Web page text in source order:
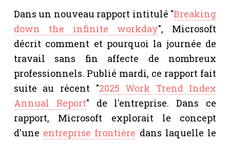
Dans un nouveau rapport intitulé "Breaking
down the infinite workday", Microsoft
décrit comment et pourquoi la journée de
travail sans fin affecte de nombreux
professionnels. Publié mardi, ce rapport fait
suite au récent "2025 Work Trend Index
Annual Report" de l'entreprise. Dans ce
rapport, Microsoft explorait le concept
d'une entreprise frontière dans laquelle le